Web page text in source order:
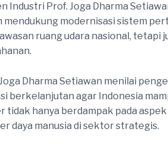
Industri Prof. Joga Dharma
mendukung modernisasi sistem
ruang udara nasional,
Dharma Setiawan menilai
berkelanjutan agar Indonesia
tidak hanya berdampak pada
daya manusia di sektor strategis.